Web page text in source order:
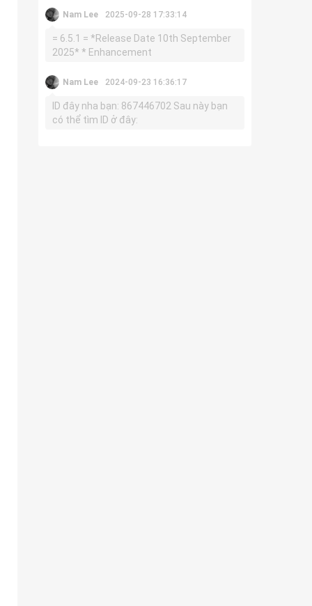
Nam Lee 2025-09-28 17:33:14
= 6.5.1 = *Release Date 10th September
2025* * Enhancement
Nam Lee 2024-09-23 16:36:17
ID đây nha bạn: 867446702 Sau này bạn
có thể tìm ID ở đây: